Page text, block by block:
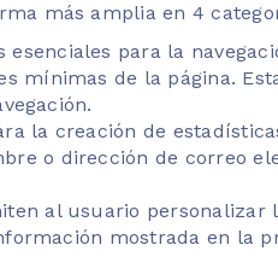
más amplia en 4
esenciales para la
mínimas de la página.
la creación de
o dirección de correo
al usuario
mostrada en la